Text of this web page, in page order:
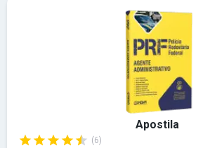
Apostila
(6)